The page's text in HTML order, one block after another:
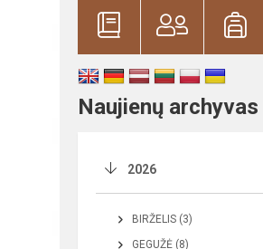
Naujienų archyvas
2026
BIRŽELIS (3)
GEGUŽĖ (8)